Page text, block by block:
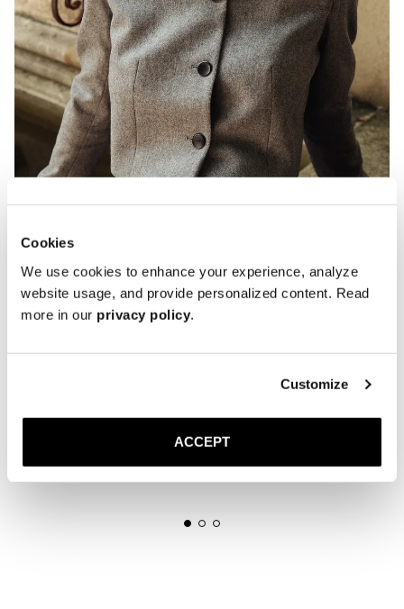
Cookies
We use cookies to enhance your experience, analyze
website usage, and provide personalized content. Read
more in our privacy policy.
Customize
ACCEPT